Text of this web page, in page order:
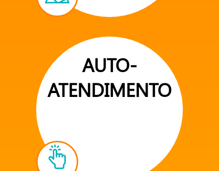
AUTO-
ATENDIMENTO